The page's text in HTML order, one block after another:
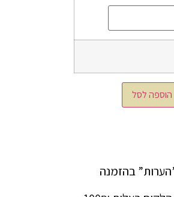
הוספה לסל